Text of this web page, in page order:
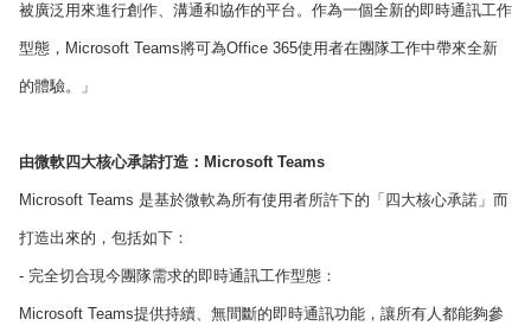
被廣泛用來進行創作、溝通和協作的平台。作為一個全新的即時通訊工作
型態，Microsoft Teams將可為Office 365使用者在團隊工作中帶來全新
的體驗。」
由微軟四大核心承諾打造：Microsoft Teams
Microsoft Teams 是基於微軟為所有使用者所許下的「四大核心承諾」而
打造出來的，包括如下：
- 完全切合現今團隊需求的即時通訊工作型態：
Microsoft Teams提供持續、無間斷的即時通訊功能，讓所有人都能夠參